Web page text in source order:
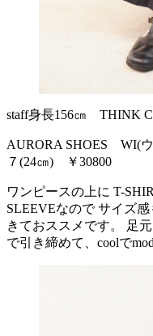
staff身長156㎝ THINK
AURORA SHOES WI(
７(24㎝) ￥30800
ワンピースの上に T-
SLEEVEなので サイズ
きておススメです。 足
で引き締めて、coolで